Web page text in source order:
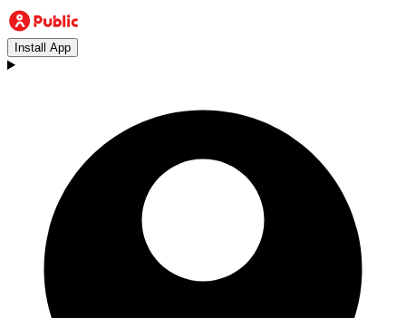
Install App